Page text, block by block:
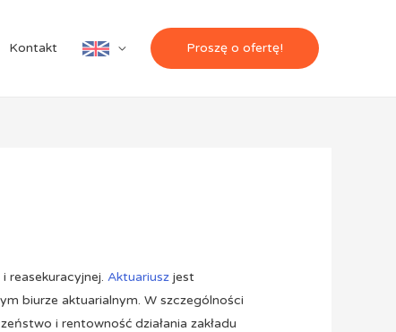
Kontakt Actuarial Proszę o ofertę!
reasekuracyjnej.Aktuariusz jest
biurze aktuarialnym. W szczególności
i rentowność działania zakładu